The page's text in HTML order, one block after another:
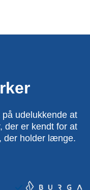
udelukkende at
der er kendt for at
der holder længe.